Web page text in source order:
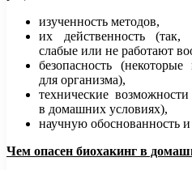
изученность методов,
их действенность
слабые или не работают
безопасность
для организма),
технические
в домашних условиях),
научную обоснованность и
Чем опасен биохакинг в